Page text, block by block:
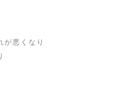
が悪くなり